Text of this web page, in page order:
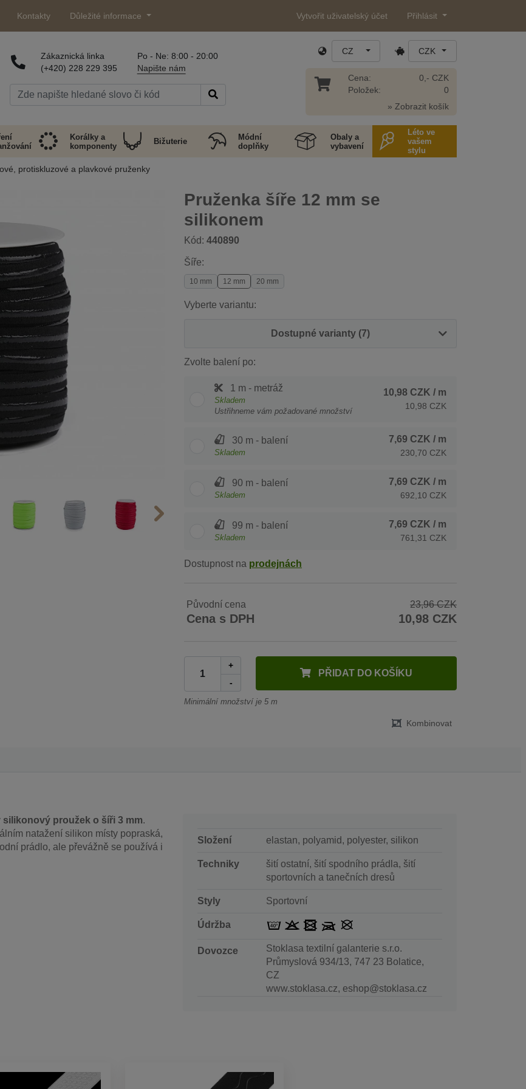
Kontakty Důležité informace Vytvořit uživatelský účet Přihlásit
Zákaznická linka
(+420) 228 229 395
Po - Ne: 8:00 - 20:00
Napište nám
CZ CZK
Cena:
Položek:
0,- CZK
0
» Zobrazit košík
Korálky a
komponenty
Bižuterie
Módní
doplňky
Obaly a
vybavení
Léto ve
vašem
stylu
protiskluzové a plavkové pruženky
Pruženka šíře 12 mm se
silikonem
Kód: 440890
Šíře:
10 mm 12 mm 20 mm
Vyberte variantu:
Dostupné varianty (7)
Zvolte balení po:
1 m - metráž
Skladem
Ustřihneme vám požadované množství
10,98 CZK / m
10,98 CZK
30 m - balení
Skladem
7,69 CZK / m
230,70 CZK
90 m - balení
Skladem
7,69 CZK / m
692,10 CZK
99 m - balení
Skladem
7,69 CZK / m
761,31 CZK
Dostupnost na prodejnách
Původní cena 23,96 CZK
Cena s DPH 10,98 CZK
+
-
PŘIDAT DO KOŠÍKU
Minimální množství je 5 m
Kombinovat
proužek o šíři 3 mm.
natažení silikon místy popraská,
prádlo, ale převážně se používá i
Složení elastan, polyamid, polyester, silikon
Techniky
šití ostatní, šití spodního prádla, šití
sportovních a tanečních dresů
Styly Sportovní
Údržba
Dovozce
Stoklasa textilní galanterie s.r.o.
Průmyslová 934/13, 747 23 Bolatice,
CZ
www.stoklasa.cz, eshop@stoklasa.cz